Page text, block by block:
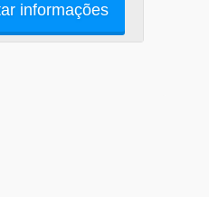
informações